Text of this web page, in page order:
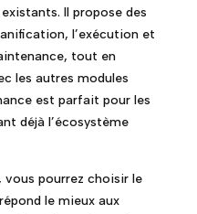
Il propose des
l’exécution et
tout en
les autres modules
est parfait pour les
déjà l’écosystème
pourrez choisir le
le mieux aux